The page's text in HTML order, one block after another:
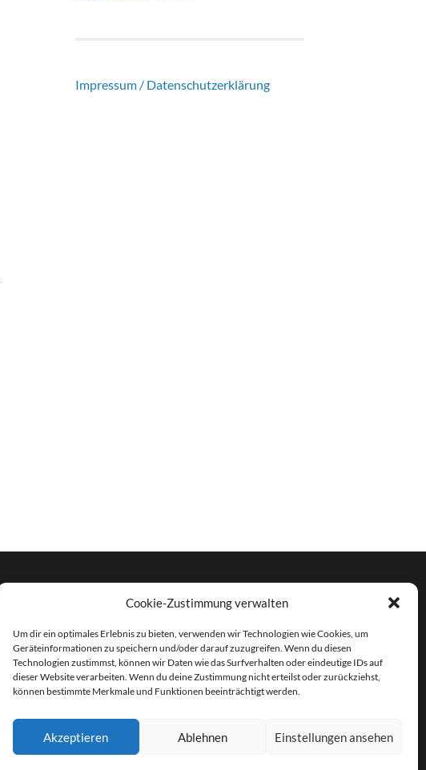
Cookie-Zustimmung verwalten
Um dir ein optimales Erlebnis zu bieten, verwenden wir Technologien wie Cookies, um
Geräteinformationen zu speichern und/oder darauf zuzugreifen. Wenn du diesen
Technologien zustimmst, können wir Daten wie das Surfverhalten oder eindeutige IDs auf
dieser Website verarbeiten. Wenn du deine Zustimmung nicht erteilst oder zurückziehst,
können bestimmte Merkmale und Funktionen beeinträchtigt werden.
Akzeptieren Ablehnen Einstellungen ansehen
Impressum / Datenschutzerklärung
THEME VON ANDERS NORÉN HOCH ↑